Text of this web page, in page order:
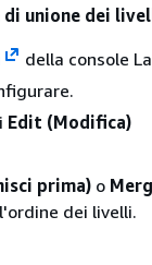
unione dei
della console
Edit (Modifica)
prima) o
dei livelli.